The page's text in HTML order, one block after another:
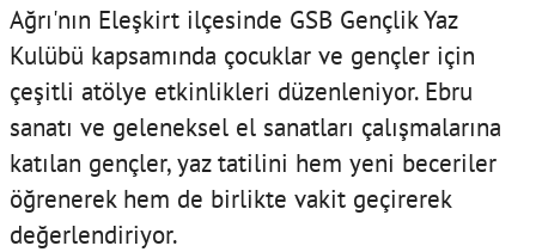
Ağrı'nın Eleşkirt ilçesinde GSB Gençlik Yaz
Kulübü kapsamında çocuklar ve gençler için
çeşitli atölye etkinlikleri düzenleniyor. Ebru
sanatı ve geleneksel el sanatları çalışmalarına
katılan gençler, yaz tatilini hem yeni beceriler
öğrenerek hem de birlikte vakit geçirerek
değerlendiriyor.